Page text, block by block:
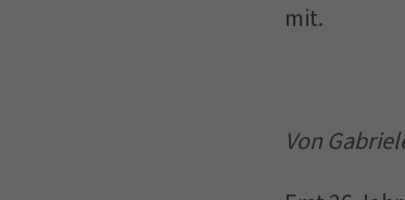
mit.
Von